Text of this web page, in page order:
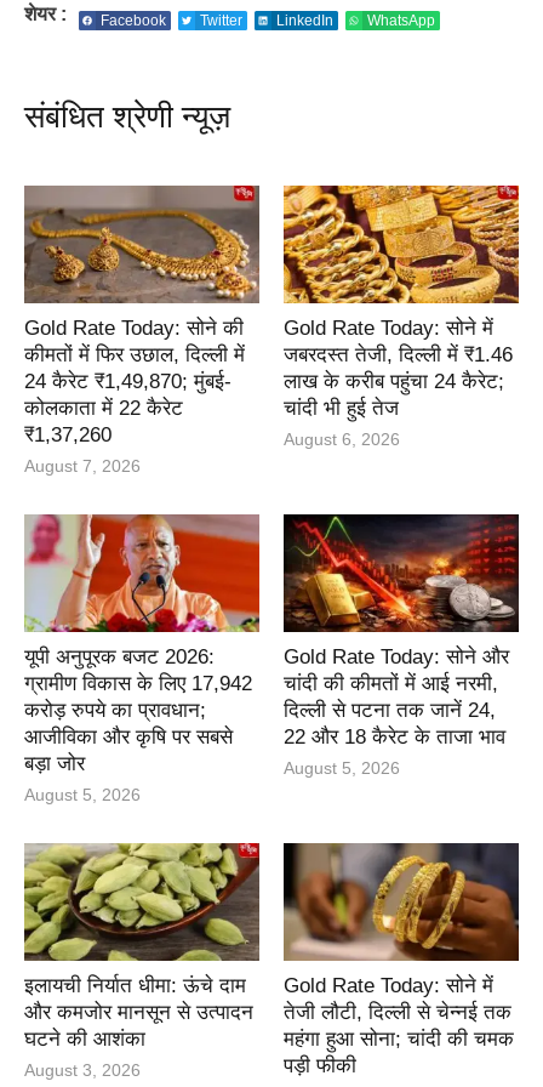
शेयर : Facebook Twitter LinkedIn WhatsApp
संबंधित श्रेणी न्यूज़
Gold Rate Today: सोने की
कीमतों में फिर उछाल, दिल्ली में
24 कैरेट ₹1,49,870; मुंबई-
कोलकाता में 22 कैरेट
₹1,37,260
August 7, 2026
Gold Rate Today: सोने में
जबरदस्त तेजी, दिल्ली में ₹1.46
लाख के करीब पहुंचा 24 कैरेट;
चांदी भी हुई तेज
August 6, 2026
यूपी अनुपूरक बजट 2026:
ग्रामीण विकास के लिए 17,942
करोड़ रुपये का प्रावधान;
आजीविका और कृषि पर सबसे
बड़ा जोर
August 5, 2026
Gold Rate Today: सोने और
चांदी की कीमतों में आई नरमी,
दिल्ली से पटना तक जानें 24,
22 और 18 कैरेट के ताजा भाव
August 5, 2026
इलायची निर्यात धीमा: ऊंचे दाम
और कमजोर मानसून से उत्पादन
घटने की आशंका
August 3, 2026
Gold Rate Today: सोने में
तेजी लौटी, दिल्ली से चेन्नई तक
महंगा हुआ सोना; चांदी की चमक
पड़ी फीकी